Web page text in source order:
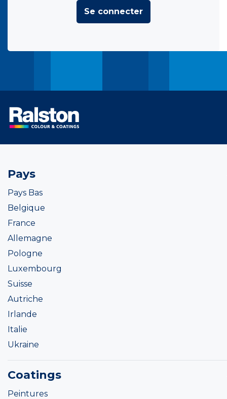
Se connecter
Pays
Pays Bas
Belgique
France
Allemagne
Pologne
Luxembourg
Suisse
Autriche
Irlande
Italie
Ukraine
Coatings
Peintures